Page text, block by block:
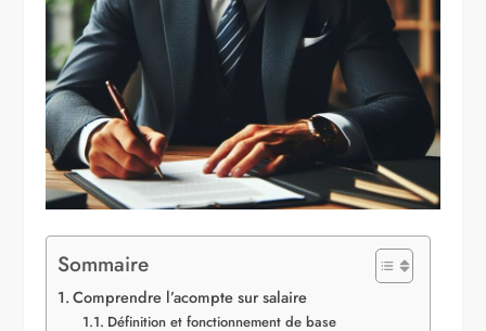
Sommaire
Comprendre l’acompte sur salaire
Définition et fonctionnement de base